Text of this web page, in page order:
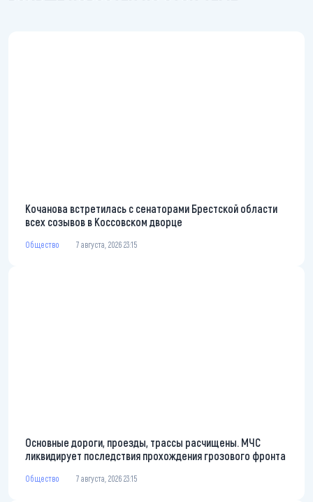
Кочанова встретилась с сенаторами Брестской области
всех созывов в Коссовском дворце
Общество 7 августа, 2026 23:15
Основные дороги, проезды, трассы расчищены. МЧС
ликвидирует последствия прохождения грозового фронта
Общество 7 августа, 2026 23:15